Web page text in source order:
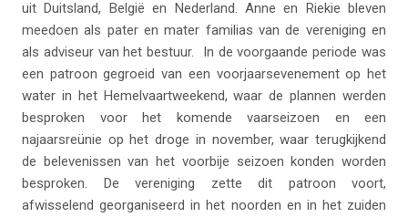
uit Duitsland, België en Nederland. Anne en Riekie bleven
meedoen als pater en mater familias van de vereniging en
als adviseur van het bestuur. In de voorgaande periode was
een patroon gegroeid van een voorjaarsevenement op het
water in het Hemelvaartweekend, waar de plannen werden
besproken voor het komende vaarseizoen en een
najaarsreünie op het droge in november, waar terugkijkend
de belevenissen van het voorbije seizoen konden worden
besproken. De vereniging zette dit patroon voort,
afwisselend georganiseerd in het noorden en in het zuiden